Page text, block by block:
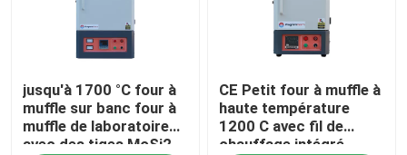
jusqu'à 1700 °C four à
muffle sur banc four à
muffle de laboratoire
avec des tiges MoSi2
CE Petit four à muffle à
haute température
1200 C avec fil de
chauffage intégré